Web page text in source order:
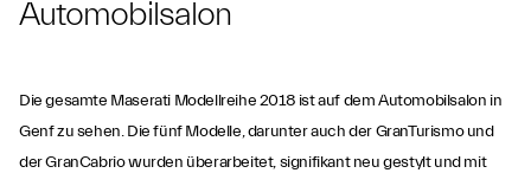
Automobilsalon
Die gesamte Maserati Modellreihe 2018 ist auf dem Automobilsalon in
Genf zu sehen. Die fünf Modelle, darunter auch der GranTurismo und
der GranCabrio wurden überarbeitet, signifikant neu gestylt und mit